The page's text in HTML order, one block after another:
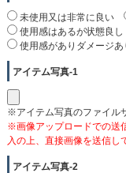
未使用又は非常に良い
使用感はあるが状態良
使用感がありダメージあ
アイテム写真-1
※アイテム写真のファイル
※画像アップロードでの送
入の上、直接画像を送信し
アイテム写真-2